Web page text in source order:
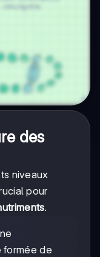
des
niveaux
pour
.
formée de